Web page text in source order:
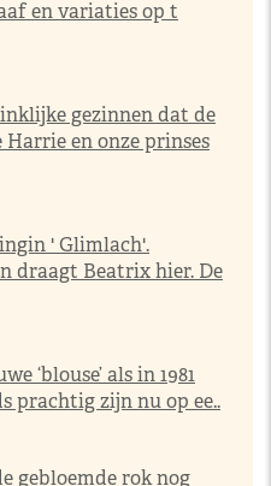
en variaties op t
gezinnen dat de
en onze prinses
' Glimlach'.
draagt Beatrix hier. De
‘blouse’ als in 1981
prachtig zijn nu op ee..
gebloemde rok nog